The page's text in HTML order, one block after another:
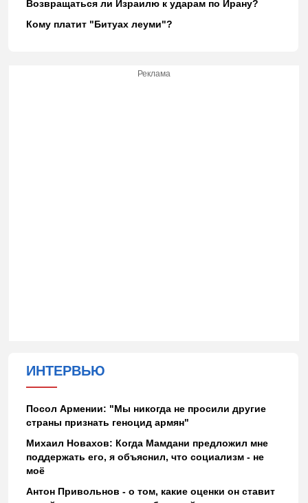
Возвращаться ли Израилю к ударам по Ирану?
Кому платит "Битуах леуми"?
Реклама
ИНТЕРВЬЮ
Посол Армении: "Мы никогда не просили другие
страны признать геноцид армян"
Михаил Новахов: Когда Мамдани предложил мне
поддержать его, я объяснил, что социализм - не
моё
Антон Привольнов - о том, какие оценки он ставит